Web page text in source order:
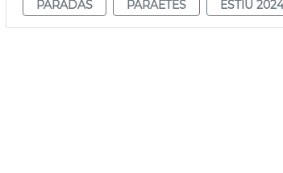
PARADAS
PARAETES ESTIU 2024